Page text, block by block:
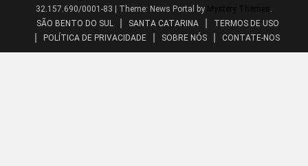
32.157.690/0001-83 | Theme: News Portal by Mystery Themes
SÃO BENTO DO SUL
SANTA CATARINA
TERMOS DE USO
POLÍTICA DE PRIVACIDADE
SOBRE NÓS CONTATE-NOS